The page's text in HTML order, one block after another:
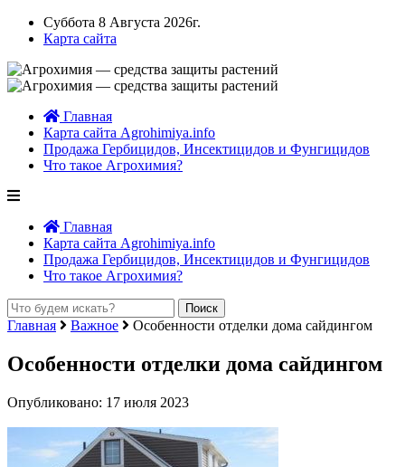
Суббота 8 Августа 2026г.
Карта сайта
Главная
Карта сайта Agrohimiya.info
Продажа Гербицидов, Инсектицидов и Фунгицидов
Что такое Агрохимия?
Главная
Карта сайта Agrohimiya.info
Продажа Гербицидов, Инсектицидов и Фунгицидов
Что такое Агрохимия?
Главная Важное Особенности отделки дома сайдингом
Особенности отделки дома сайдингом
Опубликовано: 17 июля 2023